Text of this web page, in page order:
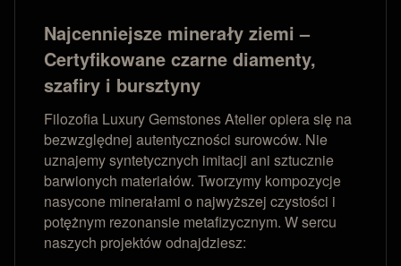
Najcenniejsze minerały ziemi –
Certyfikowane czarne diamenty,
szafiry i bursztyny
Filozofia Luxury Gemstones Atelier opiera się na
bezwzględnej autentyczności surowców. Nie
uznajemy syntetycznych imitacji ani sztucznie
barwionych materiałów. Tworzymy kompozycje
nasycone minerałami o najwyższej czystości i
potężnym rezonansie metafizycznym. W sercu
naszych projektów odnajdziesz: